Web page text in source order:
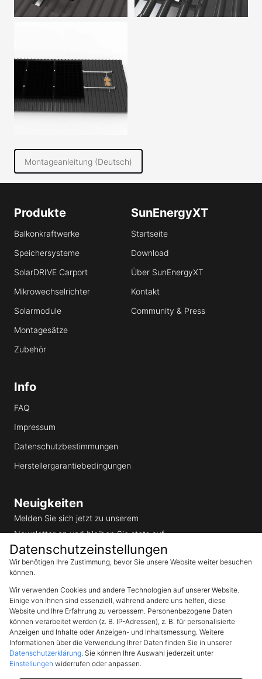
Montageanleitung (Deutsch)
Produkte
Balkonkraftwerke
Speichersysteme
SolarDRIVE Carport
Mikrowechselrichter
Solarmodule
Montagesätze
Zubehör
SunEnergyXT
Startseite
Download
Über SunEnergyXT
Kontakt
Community & Press
Info
FAQ
Impressum
Datenschutzbestimmungen
Herstellergarantiebedingungen
Neuigkeiten
Melden Sie sich jetzt zu unserem
Newsletter an und bleiben Sie stets auf
dem aktuellen Stand.
Email
Ich möchte den SunEnergyXT
Newsletter erhalten und akzeptiere
die Datenschutzerklärung
Datenschutzeinstellungen
Wir benötigen Ihre Zustimmung, bevor Sie unsere Website weiter besuchen
können.
Wir verwenden Cookies und andere Technologien auf unserer Website.
Einige von ihnen sind essenziell, während andere uns helfen, diese
Website und Ihre Erfahrung zu verbessern. Personenbezogene Daten
können verarbeitet werden (z. B. IP-Adressen), z. B. für personalisierte
Anzeigen und Inhalte oder Anzeigen- und Inhaltsmessung. Weitere
Informationen über die Verwendung Ihrer Daten finden Sie in unserer
Datenschutzerklärung. Sie können Ihre Auswahl jederzeit unter
Einstellungen widerrufen oder anpassen.